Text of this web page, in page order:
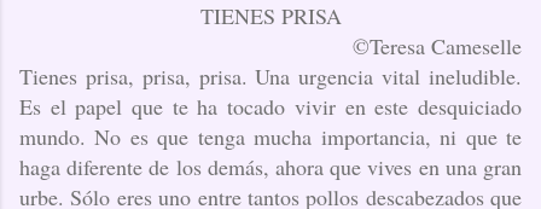
TIENES PRISA
©Teresa Cameselle
Tienes prisa, prisa, prisa. Una urgencia vital ineludible.
Es el papel que te ha tocado vivir en este desquiciado
mundo. No es que tenga mucha importancia, ni que te
haga diferente de los demás, ahora que vives en una gran
urbe. Sólo eres uno entre tantos pollos descabezados que